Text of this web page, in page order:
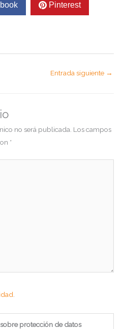
Pinterest
Entrada siguiente →
no será publicada. Los campos
*
protección de datos